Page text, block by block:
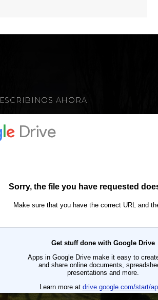
ESCRIBINOS AHORA